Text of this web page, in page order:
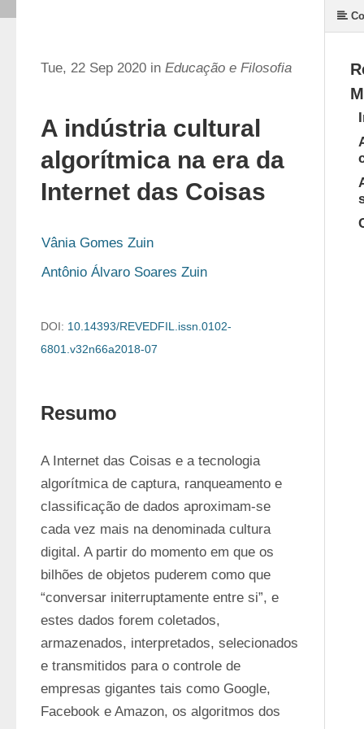
Tue, 22 Sep 2020 in Educação e Filosofia
A indústria cultural
algorítmica na era da
Internet das Coisas
Vânia Gomes Zuin
Antônio Álvaro Soares Zuin
DOI: 10.14393/REVEDFIL.issn.0102-
6801.v32n66a2018-07
Resumo
A Internet das Coisas e a tecnologia
algorítmica de captura, ranqueamento e
classificação de dados aproximam-se
cada vez mais na denominada cultura
digital. A partir do momento em que os
bilhões de objetos puderem como que
“conversar initerruptamente entre si”, e
estes dados forem coletados,
armazenados, interpretados, selecionados
e transmitidos para o controle de
empresas gigantes tais como Google,
Facebook e Amazon, os algoritmos dos